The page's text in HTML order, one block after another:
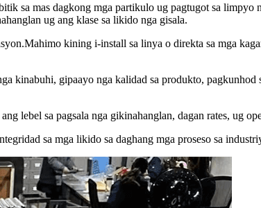
sa mas dagkong mga partikulo ug pagtugot sa
ug ang klase sa likido nga gisala.
kining i-install sa linya o direkta sa mga
kinabuhi, gipaayo nga kalidad sa produkto,
lebel sa pagsala nga gikinahanglan, dagan rates, ug
sa mga likido sa daghang mga proseso sa